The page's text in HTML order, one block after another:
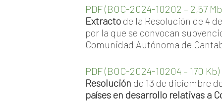
PDF (BOC-2024-10202 – 2,57
Extracto de la Resolución de 4
por la que se convocan
Comunidad Autónoma de
PDF (BOC-2024-10204 – 170 Kb)
Resolución de 13 de diciembre
países en desarrollo relativas a